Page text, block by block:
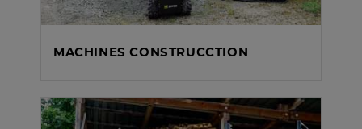
MACHINES CONSTRUCCTION